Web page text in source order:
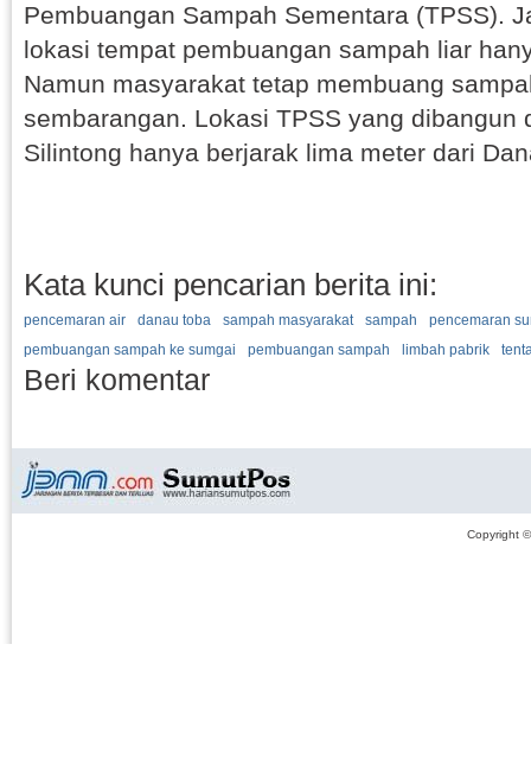
Pembuangan Sampah Sementara (TPSS).
lokasi tempat pembuangan sampah liar
Namun masyarakat tetap membuang
sembarangan. Lokasi TPSS yang dibangun
Silintong hanya berjarak lima meter dari
Kata kunci pencarian berita ini:
pencemaran air danau toba sampah masyarakat sampah
pencemaran
pembuangan sampah ke sumgai
pembuangan sampah limbah pabrik
Beri komentar
Copyright